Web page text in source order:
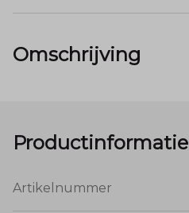
Omschrijving
Productinformatie
Artikelnummer